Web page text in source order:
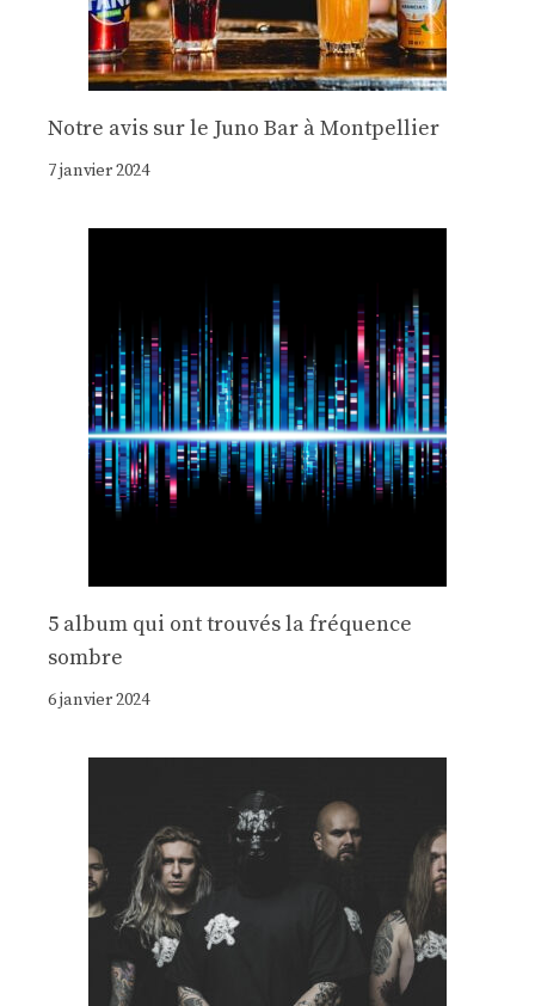
Notre avis sur le Juno Bar à Montpellier
7 janvier 2024
5 album qui ont trouvés la fréquence
sombre
6 janvier 2024